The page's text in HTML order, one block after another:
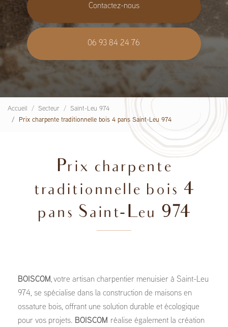
Contactez-nous
06 93 84 24 76
Accueil Secteur
Saint-Leu 974
Prix charpente traditionnelle bois 4 pans Saint-Leu 974
Prix charpente
traditionnelle bois 4
pans Saint-Leu 974
BOISCOM, votre artisan charpentier menuisier à Saint-Leu
974, se spécialise dans la construction de maisons en
ossature bois, offrant une solution durable et écologique
pour vos projets. BOISCOM réalise également la création